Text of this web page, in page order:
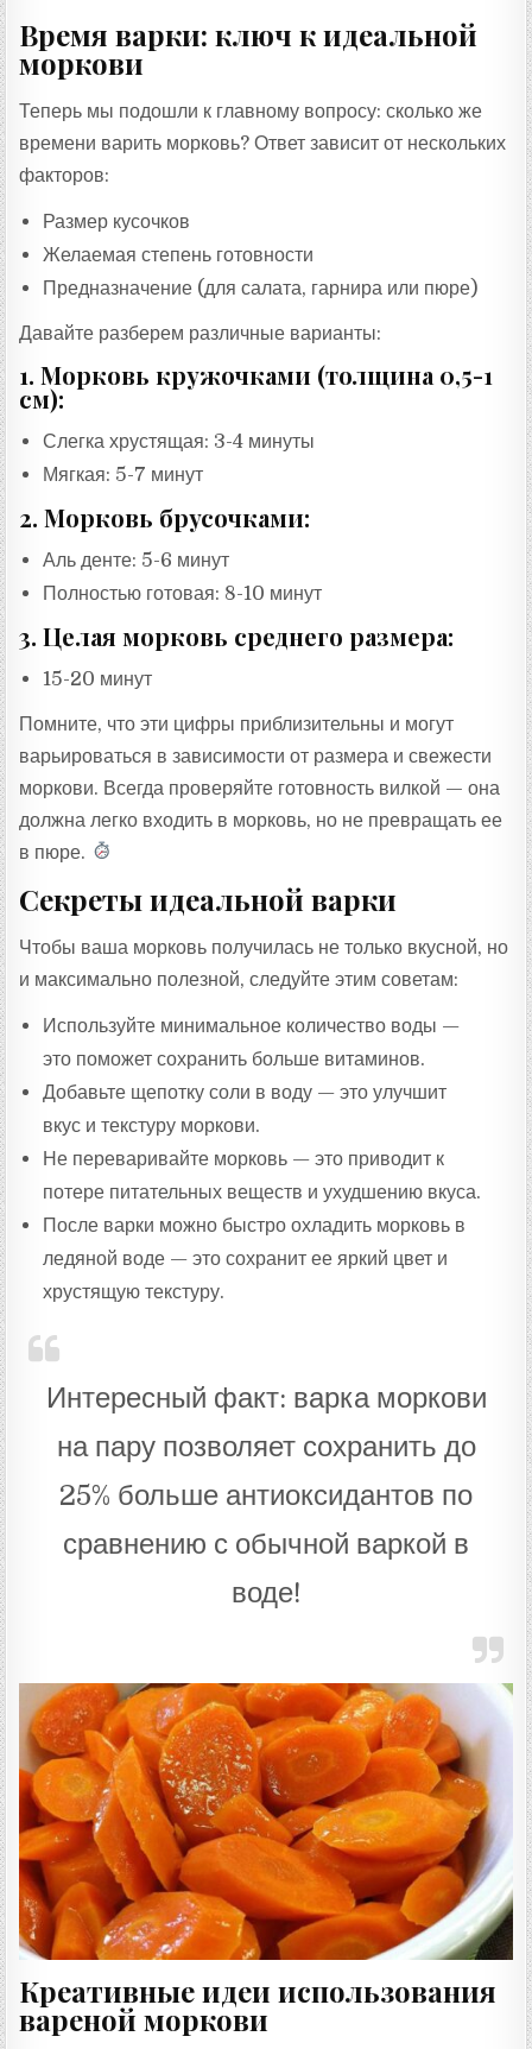
Время варки: ключ к идеальной
моркови
Теперь мы подошли к главному вопросу: сколько же
времени варить морковь? Ответ зависит от нескольких
факторов:
Размер кусочков
Желаемая степень готовности
Предназначение (для салата, гарнира или пюре)
Давайте разберем различные варианты:
1. Морковь кружочками (толщина 0,5-1
см):
Слегка хрустящая: 3-4 минуты
Мягкая: 5-7 минут
2. Морковь брусочками:
Аль денте: 5-6 минут
Полностью готовая: 8-10 минут
3. Целая морковь среднего размера:
15-20 минут
Помните, что эти цифры приблизительны и могут
варьироваться в зависимости от размера и свежести
моркови. Всегда проверяйте готовность вилкой — она
должна легко входить в морковь, но не превращать ее
в пюре.
Секреты идеальной варки
Чтобы ваша морковь получилась не только вкусной, но
и максимально полезной, следуйте этим советам:
Используйте минимальное количество воды —
это поможет сохранить больше витаминов.
Добавьте щепотку соли в воду — это улучшит
вкус и текстуру моркови.
Не переваривайте морковь — это приводит к
потере питательных веществ и ухудшению вкуса.
После варки можно быстро охладить морковь в
ледяной воде — это сохранит ее яркий цвет и
хрустящую текстуру.
Интересный факт: варка моркови
на пару позволяет сохранить до
25% больше антиоксидантов по
сравнению с обычной варкой в
воде!
Креативные идеи использования
вареной моркови